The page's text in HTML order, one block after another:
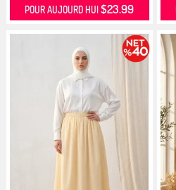
POUR AUJOURD HUI$23.99